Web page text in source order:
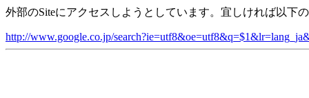
外部のSiteにアクセスしようとしています。宜しければ以下
http://www.google.co.jp/